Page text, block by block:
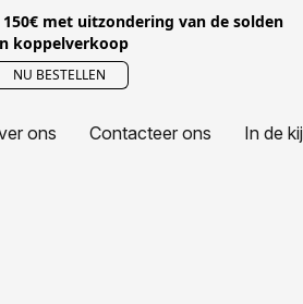
met uitzondering van de solden
koppelverkoop
NU BESTELLEN
ons Contacteer ons In de